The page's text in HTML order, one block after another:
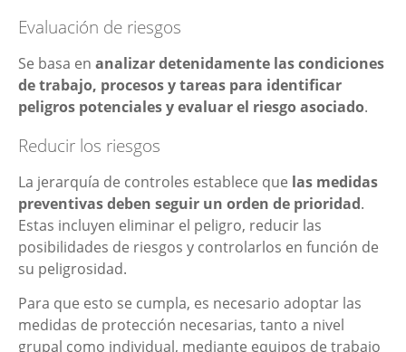
Evaluación de riesgos
Se basa en analizar detenidamente las condiciones
de trabajo, procesos y tareas para identificar
peligros potenciales y evaluar el riesgo asociado.
Reducir los riesgos
La jerarquía de controles establece que las medidas
preventivas deben seguir un orden de prioridad.
Estas incluyen eliminar el peligro, reducir las
posibilidades de riesgos y controlarlos en función de
su peligrosidad.
Para que esto se cumpla, es necesario adoptar las
medidas de protección necesarias, tanto a nivel
grupal como individual, mediante equipos de trabajo